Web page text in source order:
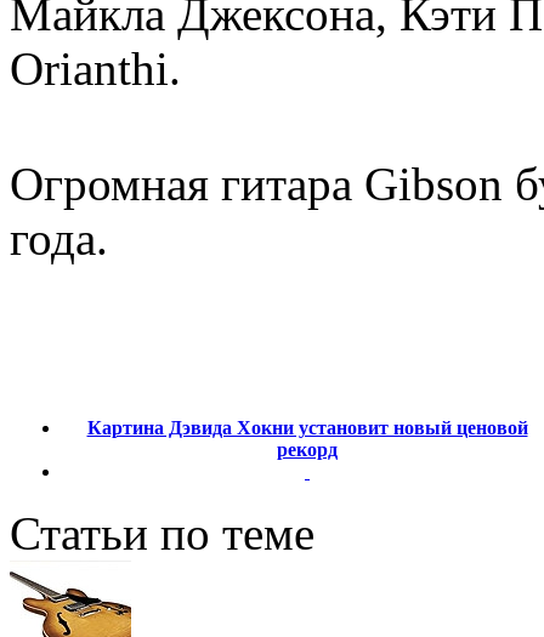
Майкла Джексона, Кэти
Orianthi.
Огромная гитара Gibson
года.
Картина Дэвида Хокни установит новый ценовой
рекорд
Статьи по теме